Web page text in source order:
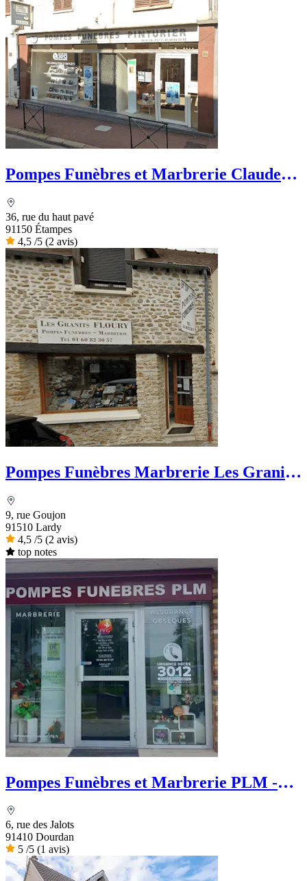
Pompes Funèbres et Marbrerie Claude
36, rue du haut pavé
91150 Étampes
4,5 /5 (2 avis)
Pompes Funèbres Marbrerie Les Granits
9, rue Goujon
91510 Lardy
4,5 /5 (2 avis)
top notes
Pompes Funèbres et Marbrerie PLM -
6, rue des Jalots
91410 Dourdan
5 /5 (1 avis)